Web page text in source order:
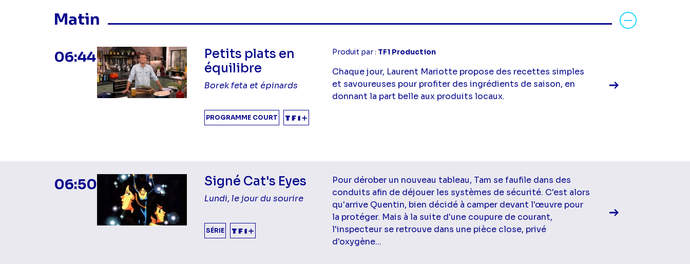
Matin
Masquer les programmes Matin
06:44
Petits plats en
équilibre
Borek feta et épinards
PROGRAMME COURT
Produit par : TF1 Production
Chaque jour, Laurent Mariotte propose des recettes simples
et savoureuses pour profiter des ingrédients de saison, en
donnant la part belle aux produits locaux.
06:50 Signé Cat's Eyes
Lundi, le jour du sourire
SÉRIE
Pour dérober un nouveau tableau, Tam se faufile dans des
conduits afin de déjouer les systèmes de sécurité. C'est alors
qu'arrive Quentin, bien décidé à camper devant l'œuvre pour
la protéger. Mais à la suite d'une coupure de courant,
l'inspecteur se retrouve dans une pièce close, privé
d'oxygène...